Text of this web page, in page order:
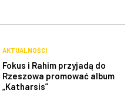
AKTUALNOŚCI
Fokus i Rahim przyjadą do
Rzeszowa promować album
„Katharsis”